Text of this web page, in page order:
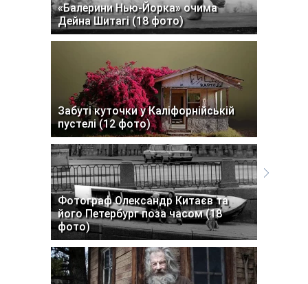
«Балерини Нью-Йорка» очима
Дейна Шитагі (18 фото)
Забуті куточки у Каліфорнійській
пустелі (12 фото)
Фотограф Олександр Китаєв та
його Петербург поза часом (18
фото)